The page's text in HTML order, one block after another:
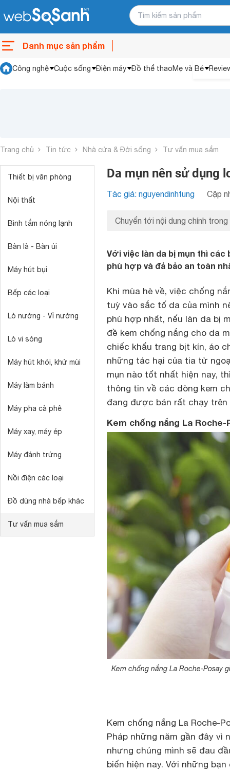
Danh mục sản phẩm
Công nghệ Cuộc sống Điện máy Đồ thể thaoMẹ và Bé
Trang chủ Tin tức Nhà cửa & Đời sống Tư vấn mua sắm
Thiết bị văn phòng
Nội thất
Bình tắm nóng lạnh
Bàn là - Bàn ủi
Máy hút bụi
Bếp các loại
Lò nướng - Vỉ nướng
Lò vi sóng
Máy hút khói, khử mùi
Máy làm bánh
Máy pha cà phê
Máy xay, máy ép
Máy đánh trứng
Nồi điện các loại
Đồ dùng nhà bếp khác
Tư vấn mua sắm
Da mụn nên sử dụng
Tác giả: nguyendinhtung Cập
Chuyển tới nội dung chính trong
Với việc làn da bị mụn thì các
phù hợp và đả bảo an toàn
Khi mùa hè về, việc chống
tuỳ vào sắc tố da của mình
phù hợp nhất, nếu làn da bị
đề kem chống nắng cho da
chiếc khẩu trang bịt kín, áo
những tác hại của tia tử
mụn nào tốt nhất hiện nay,
thông tin về các dòng kem
đang được bán rất chạy
Kem chống nắng La Roche-
Kem chống nắng La Roche-Posay
Kem chống nắng La Roche-
Pháp những năm gần đây vì
nhưng chúng mình sẽ đau
biến hiện nay. Với những